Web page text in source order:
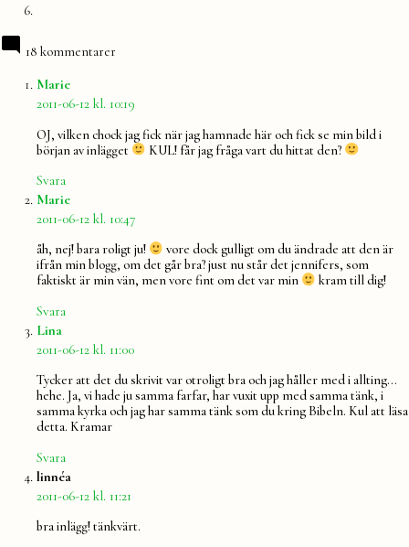
18 kommentarer
Mariesäger:
2011-06-12 kl. 10:19
OJ, vilken chock jag fick när jag hamnade här och fick se min bild i
början av inlägget
KUL! får jag fråga vart du hittat den?
Svara
Mariesäger:
2011-06-12 kl. 10:47
åh, nej! bara roligt ju!
vore dock gulligt om du ändrade att den är
ifrån min blogg, om det går bra? just nu står det jennifers, som
faktiskt är min vän, men vore fint om det var min
kram till dig!
Svara
Lina
2011-06-12 kl. 11:00
Tycker att det du skrivit var otroligt bra och jag håller med i allting…
hehe. Ja, vi hade ju samma farfar, har vuxit upp med samma tänk, i
samma kyrka och jag har samma tänk som du kring Bibeln. Kul att läsa
detta. Kramar
Svara
linnéa
2011-06-12 kl. 11:21
bra inlägg! tänkvärt.